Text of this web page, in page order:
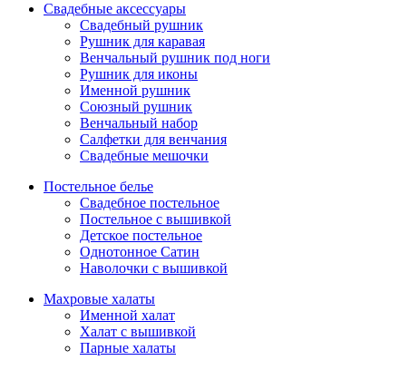
Свадебные аксессуары
Свадебный рушник
Рушник для каравая
Венчальный рушник под ноги
Рушник для иконы
Именной рушник
Союзный рушник
Венчальный набор
Салфетки для венчания
Свадебные мешочки
Постельное белье
Свадебное постельное
Постельное с вышивкой
Детское постельное
Однотонное Сатин
Наволочки с вышивкой
Махровые халаты
Именной халат
Халат с вышивкой
Парные халаты